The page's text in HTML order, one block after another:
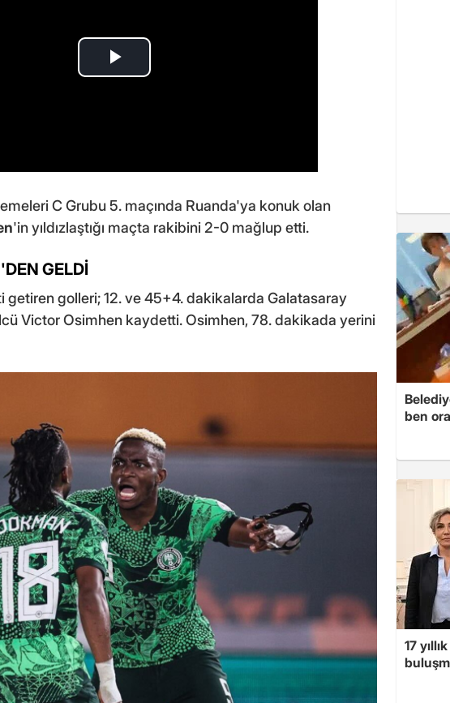
C Grubu 5. maçında Ruanda'ya konuk olan
'in yıldızlaştığı maçta rakibini 2-0 mağlup etti.
GELDİ
getiren golleri; 12. ve 45+4. dakikalarda Galatasaray
Victor Osimhen kaydetti. Osimhen, 78. dakikada yerini
ben
17